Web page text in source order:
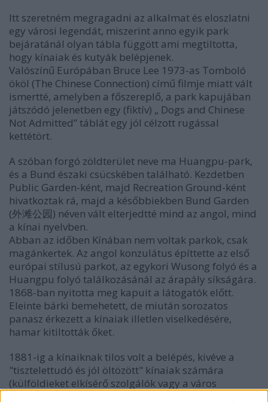
Itt szeretném megragadni az alkalmat és eloszlatni
egy városi legendát, miszerint anno egyik park
bejáratánál olyan tábla függött ami megtiltotta,
hogy kínaiak és kutyák belépjenek.
Valószínű Európában Bruce Lee 1973-as Tomboló
ököl (The Chinese Connection) című filmje miatt vált
ismertté, amelyben a főszereplő, a park kapujában
játszódó jelenetben egy (fiktív) „ Dogs and Chinese
Not Admitted” táblát egy jól célzott rugással
kettétört.
A szóban forgó zöldterület neve ma Huangpu-park,
és a Bund északi csücskében található. Kezdetben
Public Garden-ként, majd Recreation Ground-ként
hivatkoztak rá, majd a későbbiekben Bund Garden
(外滩公园) néven vált elterjedtté mind az angol, mind
a kínai nyelvben.
Abban az időben Kínában nem voltak parkok, csak
magánkertek. Az angol konzulátus építtette az első
európai stílusú parkot, az egykori Wusong folyó és a
Huangpu folyó találkozásánál az árapály síkságára.
1868-ban nyitotta meg kapuit a látogatók előtt.
Eleinte bárki bemehetett, de miután sorozatos
panasz érkezett a kínaiak illetlen viselkedésére,
hamar kitiltották őket.
1881-ig a kínaiknak tilos volt a belépés, kivéve a
"tisztelettudó és jól öltözött" kínaiak számára
(külföldieket elkísérő szolgálók vagy a város